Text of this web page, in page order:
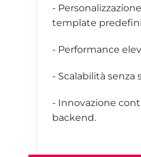
-
template
- Performance
- Scalabilità
- Innovazione
backend.